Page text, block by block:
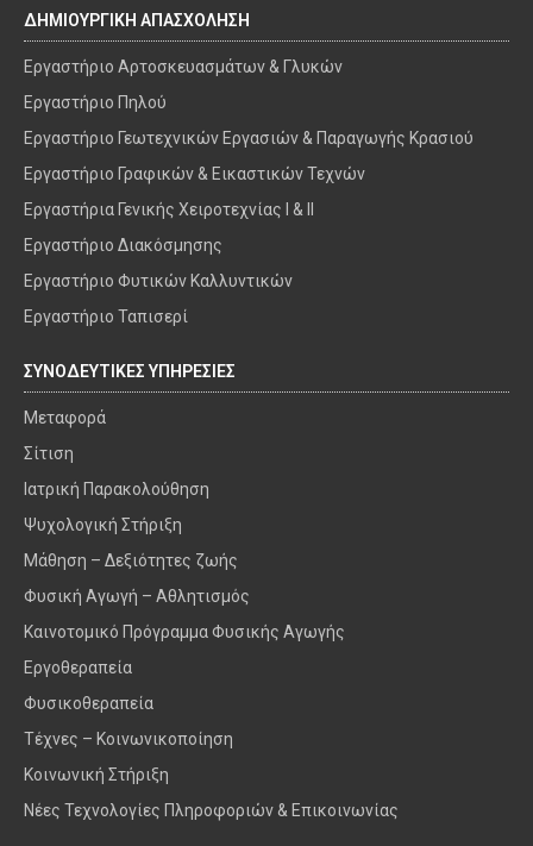
ΔΗΜΙΟΥΡΓΙΚΗ ΑΠΑΣΧΟΛΗΣΗ
Εργαστήριο Αρτοσκευασμάτων & Γλυκών
Εργαστήριο Πηλού
Εργαστήριο Γεωτεχνικών Εργασιών & Παραγωγής Κρασιού
Εργαστήριο Γραφικών & Εικαστικών Τεχνών
Εργαστήρια Γενικής Χειροτεχνίας I & II
Εργαστήριο Διακόσμησης
Εργαστήριο Φυτικών Καλλυντικών
Εργαστήριο Ταπισερί
ΣΥΝΟΔΕΥΤΙΚΕΣ ΥΠΗΡΕΣΙΕΣ
Μεταφορά
Σίτιση
Ιατρική Παρακολούθηση
Ψυχολογική Στήριξη
Μάθηση – Δεξιότητες ζωής
Φυσική Αγωγή – Αθλητισμός
Καινοτομικό Πρόγραμμα Φυσικής Αγωγής
Εργοθεραπεία
Φυσικοθεραπεία
Τέχνες – Κοινωνικοποίηση
Κοινωνική Στήριξη
Νέες Τεχνολογίες Πληροφοριών & Επικοινωνίας